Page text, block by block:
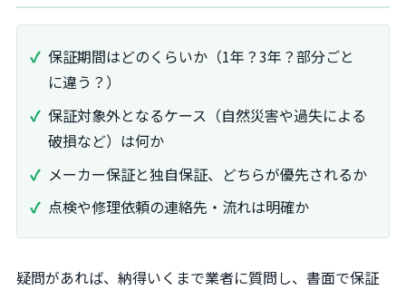
保証期間はどのくらいか（1年？3年？部分ごと
に違う？）
保証対象外となるケース（自然災害や過失による
破損など）は何か
メーカー保証と独自保証、どちらが優先されるか
点検や修理依頼の連絡先・流れは明確か
疑問があれば、納得いくまで業者に質問し、書面で保証